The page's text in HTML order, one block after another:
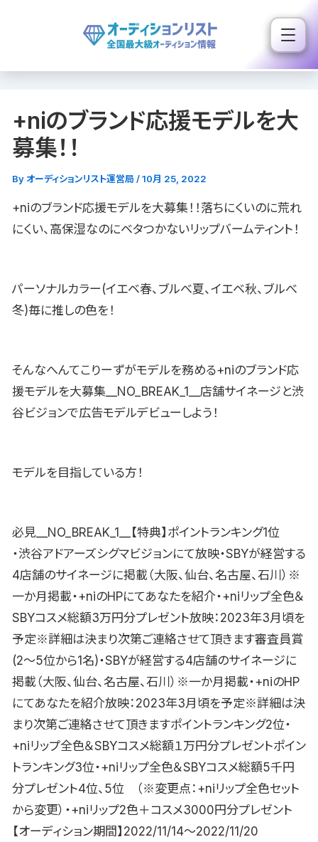
ス
+niのブランド応援モデルを大
募集！！
By オーディションリスト運営局 /10月 25, 2022
+niのブランド応援モデルを大募集！！落ちにくいのに荒れ
にくい、高保湿なのにベタつかないリップバームティント！
パーソナルカラー(イエベ春、ブルべ夏、イエベ秋、ブルべ
冬)毎に推しの色を！
そんなへんてこりーずがモデルを務める+niのブランド応
援モデルを大募集__NO_BREAK_1__店舗サイネージと渋
谷ビジョンで広告モデルデビューしよう！
モデルを目指している方！
必見__NO_BREAK_1__【特典】ポイントランキング1位
・渋谷アドアーズシグマビジョンにて放映・SBYが経営する
4店舗のサイネージに掲載（大阪、仙台、名古屋、石川）※
一か月掲載・+niのHPにてあなたを紹介・+niリップ全色＆
SBYコスメ総額3万円分プレゼント放映：2023年3月頃を
予定※詳細は決まり次第ご連絡させて頂きます審査員賞
(2〜5位から1名)・SBYが経営する4店舗のサイネージに
掲載（大阪、仙台、名古屋、石川）※一か月掲載・+niのHP
にてあなたを紹介放映：2023年3月頃を予定※詳細は決
まり次第ご連絡させて頂きますポイントランキング2位・
+niリップ全色＆SBYコスメ総額１万円分プレゼントポイン
トランキング3位・+niリップ全色＆SBYコスメ総額5千円
分プレゼント4位、5位 （※変更点：+niリップ全色セット
から変更）・+niリップ2色＋コスメ3000円分プレゼント
【オーディション期間】2022/11/14〜2022/11/20